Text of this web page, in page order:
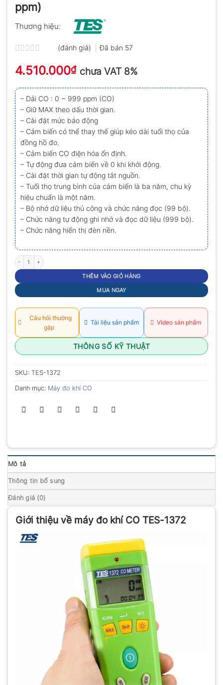
ppm)
Thương hiệu:
xếp
hạng
5
sao
(đánh giá) Đã bán 57
4.510.000₫ chưa VAT 8%
– Dải CO : 0 ~ 999 ppm (CO)
– Giữ MAX theo dấu thời gian.
– Cài đặt mức báo động
– Cảm biến có thể thay thế giúp kéo dài tuổi thọ của
đồng hồ đo.
– Cảm biến CO điện hóa ổn định.
– Tự động đưa cảm biến về 0 khi khởi động.
– Cài đặt thời gian tự động tắt nguồn.
– Tuổi thọ trung bình của cảm biến là ba năm, chu kỳ
hiệu chuẩn là một năm.
– Bộ nhớ dữ liệu thủ công và chức năng đọc (99 bộ).
– Chức năng tự động ghi nhớ và đọc dữ liệu (999 bộ).
– Chức năng hiển thị đèn nền.
Máy đo khí CO TES-1372 (0 ~ 999 ppm) số lượng
THÊM VÀO GIỎ HÀNG
MUA NGAY
Câu hỏi thường
gặp
Tài liệu sản phẩm Video sản phẩm
THÔNG SỐ KỸ THUẬT
SKU: TES-1372
Danh mục: Máy đo khí CO
Mô tả
Thông tin bổ sung
Đánh giá (0)
Giới thiệu về máy đo khí CO TES-1372